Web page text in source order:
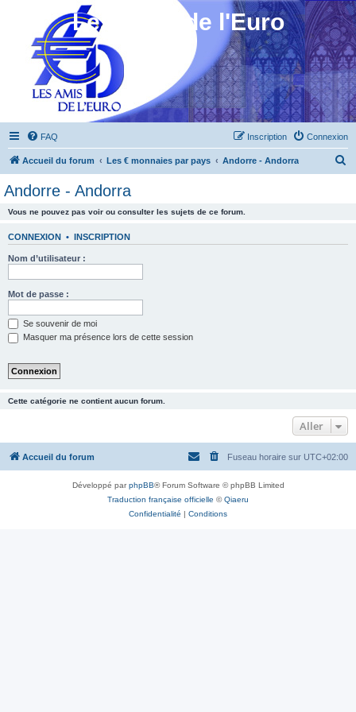
Les Amis de l'Euro
FAQ Connexion
Inscription
Accueil du forum Les € monnaies par pays Andorre - Andorra
Andorre - Andorra
Vous ne pouvez pas voir ou consulter les sujets de ce forum.
CONNEXION • INSCRIPTION
Nom d’utilisateur :
Mot de passe :
Se souvenir de moi
Masquer ma présence lors de cette session
Cette catégorie ne contient aucun forum.
Aller
Accueil du forum Fuseau horaire sur UTC+02:00
Développé parphpBB® Forum Software © phpBB Limited
Traduction française officielle ©Qiaeru
Confidentialité | Conditions